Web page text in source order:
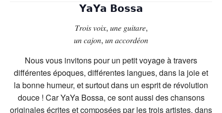
𝗬𝗮𝗬𝗮 𝗕𝗼𝘀𝘀𝗮
𝑇𝑟𝑜𝑖𝑠 𝑣𝑜𝑖𝑥, 𝑢𝑛𝑒 𝑔𝑢𝑖𝑡𝑎𝑟𝑒,
𝑢𝑛 𝑐𝑎𝑗𝑜𝑛, 𝑢𝑛 𝑎𝑐𝑐𝑜𝑟𝑑𝑒́𝑜𝑛
Nous vous invitons pour un petit voyage à travers
différentes époques, différentes langues, dans la joie et
la bonne humeur, et surtout dans un esprit de révolution
douce ! Car YaYa Bossa, ce sont aussi des chansons
originales écrites et composées par les trois artistes, dans